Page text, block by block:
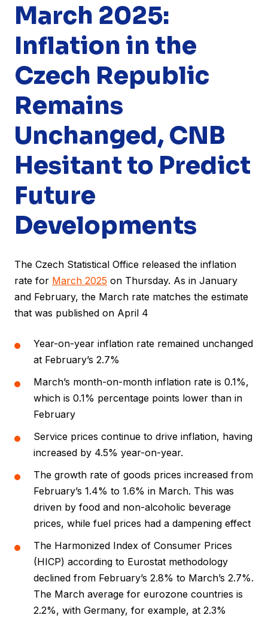
March 2025:
Inflation in the
Czech Republic
Remains
Unchanged, CNB
Hesitant to Predict
Future
Developments
The Czech Statistical Office released the inflation
rate for March 2025 on Thursday. As in January
and February, the March rate matches the estimate
that was published on April 4
Year-on-year inflation rate remained unchanged
at February’s 2.7%
March’s month-on-month inflation rate is 0.1%,
which is 0.1% percentage points lower than in
February
Service prices continue to drive inflation, having
increased by 4.5% year-on-year.
The growth rate of goods prices increased from
February’s 1.4% to 1.6% in March. This was
driven by food and non-alcoholic beverage
prices, while fuel prices had a dampening effect
The Harmonized Index of Consumer Prices
(HICP) according to Eurostat methodology
declined from February’s 2.8% to March’s 2.7%.
The March average for eurozone countries is
2.2%, with Germany, for example, at 2.3%